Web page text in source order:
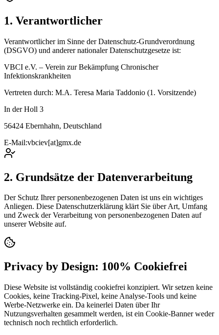
1. Verantwortlicher
Verantwortlicher im Sinne der Datenschutz-Grundverordnung
(DSGVO) und anderer nationaler Datenschutzgesetze ist:
VBCI e.V. – Verein zur Bekämpfung Chronischer
Infektionskrankheiten
Vertreten durch: M.A. Teresa Maria Taddonio (1. Vorsitzende)
In der Holl 3
56424 Ebernhahn, Deutschland
E-Mail:vbciev[at]gmx.de
2. Grundsätze der Datenverarbeitung
Der Schutz Ihrer personenbezogenen Daten ist uns ein wichtiges
Anliegen. Diese Datenschutzerklärung klärt Sie über Art, Umfang
und Zweck der Verarbeitung von personenbezogenen Daten auf
unserer Website auf.
Privacy by Design: 100% Cookiefrei
Diese Website ist vollständig cookiefrei konzipiert. Wir setzen keine
Cookies, keine Tracking-Pixel, keine Analyse-Tools und keine
Werbe-Netzwerke ein. Da keinerlei Daten über Ihr
Nutzungsverhalten gesammelt werden, ist ein Cookie-Banner weder
technisch noch rechtlich erforderlich.